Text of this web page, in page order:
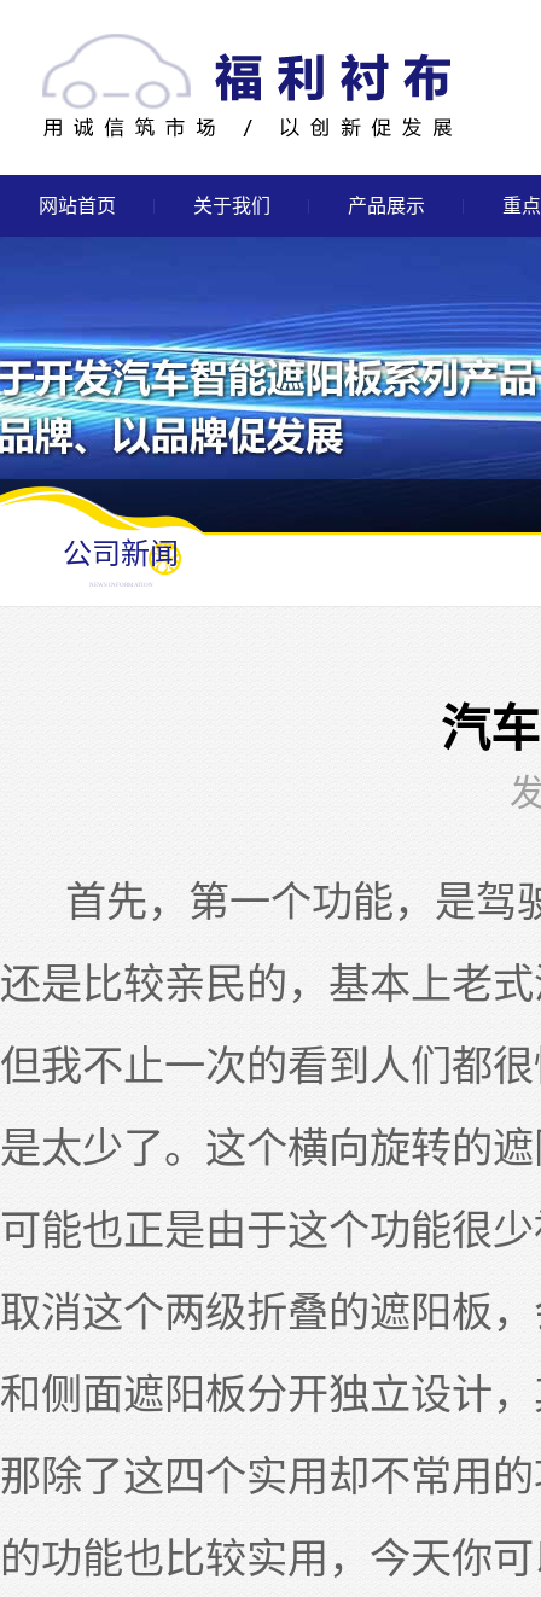
网站首页 关于我们 产品展示 重
公司新闻
NEWS INFORMATION
汽
首先，第一个功能，是驾
还是比较亲民的，基本上老
但我不止一次的看到人们都
是太少了。这个横向旋转的
可能也正是由于这个功能很
取消这个两级折叠的遮阳板
和侧面遮阳板分开独立设计
那除了这四个实用却不常用
的功能也比较实用，今天你